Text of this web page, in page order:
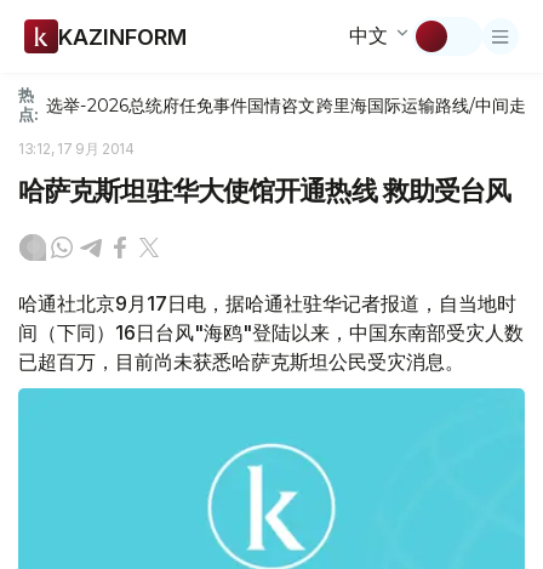
KAZINFORM 中文
热
点: 选举-2026总统府任免事件国情咨文跨里海国际运输路线/中间走廊
13:12, 17 9月 2014
哈萨克斯坦驻华大使馆开通热线 救助受台风
哈通社北京9月17日电，据哈通社驻华记者报道，自当地时
间（下同）16日台风"海鸥"登陆以来，中国东南部受灾人数
已超百万，目前尚未获悉哈萨克斯坦公民受灾消息。